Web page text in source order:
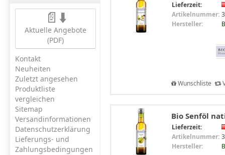
📄⬇️
Aktuelle Angebote
(PDF)
Kontakt
Neuheiten
Zuletzt angesehen
Produktliste
vergleichen
Sitemap
Versandinformationen
Datenschutzerklärung
Lieferungs- und
Zahlungsbedingungen
Lieferzeit:
Artikelnummer:
Hersteller:
Wunschliste
Bio Senföl
Lieferzeit:
Artikelnummer:
Hersteller: